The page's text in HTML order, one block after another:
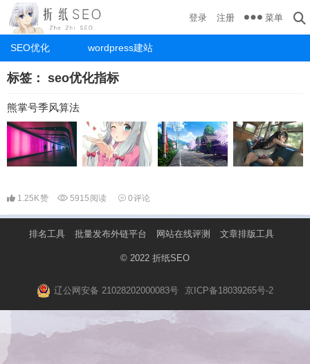
SEO优化 wordpress建站
登录 注册 菜单
标签： seo优化指标
熊掌号季风算法
1.25K赞 5915 阅读 0评论
排名工具 批量发布外链平台 网站在线评测 文章排版工具
© 2022 折纸SEO
辽公网安备 21028202000083号 京ICP备18039265号-2